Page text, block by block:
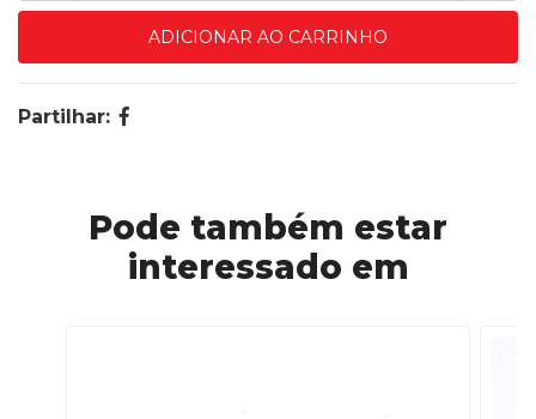
Partilhar:
Pode também estar
interessado em